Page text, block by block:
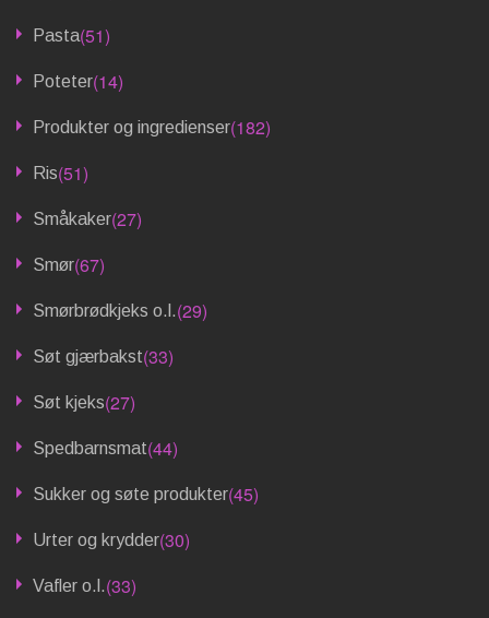
Pasta(51)
Poteter(14)
Produkter og ingredienser(182)
Ris(51)
Småkaker(27)
Smør(67)
Smørbrødkjeks o.l.(29)
Søt gjærbakst(33)
Søt kjeks(27)
Spedbarnsmat(44)
Sukker og søte produkter(45)
Urter og krydder(30)
Vafler o.l.(33)